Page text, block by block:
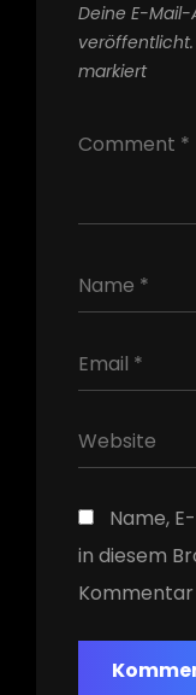
Deine E-
veröffentlicht.
markiert
Name,
in diesem